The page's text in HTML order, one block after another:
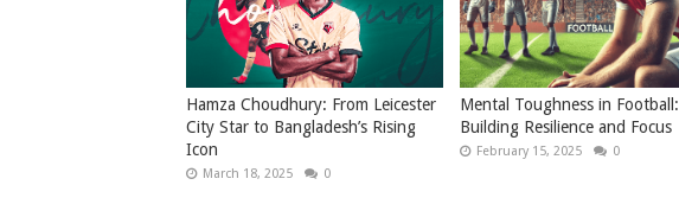
Hamza Choudhury: From Leicester
City Star to Bangladesh’s Rising
Icon
March 18, 2025 0
Mental Toughness in Football:
Building Resilience and Focus
February 15, 2025 0